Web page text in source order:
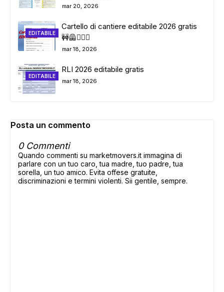
mar 20, 2026
EDITABILE
Cartello di cantiere editabile 2026 gratis
🚧🦺👷🏼‍♂️
mar 18, 2026
EDITABILE
RLI 2026 editabile gratis
mar 18, 2026
Posta un commento
0 Commenti
Quando commenti su marketmovers.it immagina di
parlare con un tuo caro, tua madre, tuo padre, tua
sorella, un tuo amico. Evita offese gratuite,
discriminazioni e termini violenti. Sii gentile, sempre.